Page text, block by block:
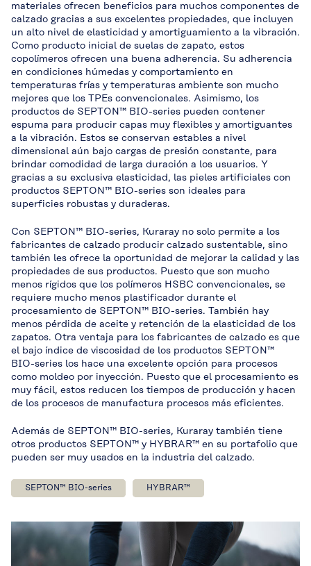
materiales ofrecen beneficios para muchos componentes de
calzado gracias a sus excelentes propiedades, que incluyen
un alto nivel de elasticidad y amortiguamiento a la vibración.
Como producto inicial de suelas de zapato, estos
copolímeros ofrecen una buena adherencia. Su adherencia
en condiciones húmedas y comportamiento en
temperaturas frías y temperaturas ambiente son mucho
mejores que los TPEs convencionales. Asimismo, los
productos de SEPTON™ BIO-series pueden contener
espuma para producir capas muy flexibles y amortiguantes
a la vibración. Estos se conservan estables a nivel
dimensional aún bajo cargas de presión constante, para
brindar comodidad de larga duración a los usuarios. Y
gracias a su exclusiva elasticidad, las pieles artificiales con
productos SEPTON™ BIO-series son ideales para
superficies robustas y duraderas.
Con SEPTON™ BIO-series, Kuraray no solo permite a los
fabricantes de calzado producir calzado sustentable, sino
también les ofrece la oportunidad de mejorar la calidad y las
propiedades de sus productos. Puesto que son mucho
menos rígidos que los polímeros HSBC convencionales, se
requiere mucho menos plastificador durante el
procesamiento de SEPTON™ BIO-series. También hay
menos pérdida de aceite y retención de la elasticidad de los
zapatos. Otra ventaja para los fabricantes de calzado es que
el bajo índice de viscosidad de los productos SEPTON™
BIO-series los hace una excelente opción para procesos
como moldeo por inyección. Puesto que el procesamiento es
muy fácil, estos reducen los tiempos de producción y hacen
de los procesos de manufactura procesos más eficientes.
Además de SEPTON™ BIO-series, Kuraray también tiene
otros productos SEPTON™ y HYBRAR™ en su portafolio que
pueden ser muy usados en la industria del calzado.
SEPTON™ BIO-series HYBRAR™